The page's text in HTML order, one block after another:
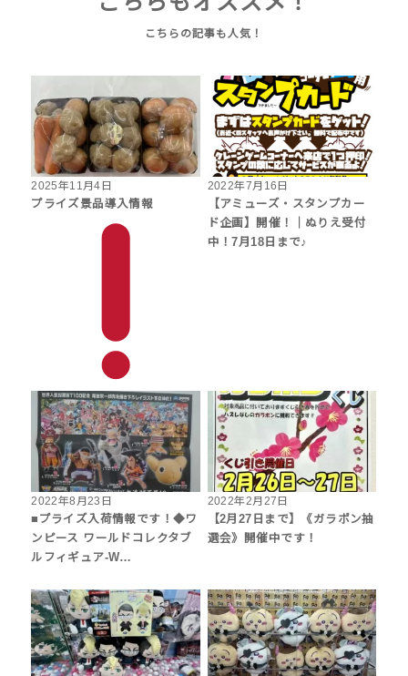
2025年11月4日
プライズ景品導入情報
2022年7月16日
【アミューズ・スタンプカー
ド企画】開催！｜ぬりえ受付
中！7月18日まで♪
2022年8月23日
■プライズ入荷情報です！◆ワ
ンピース ワールドコレクタブ
ルフィギュア-W…
2022年2月27日
【2月27日まで】《ガラポン抽
選会》開催中です！